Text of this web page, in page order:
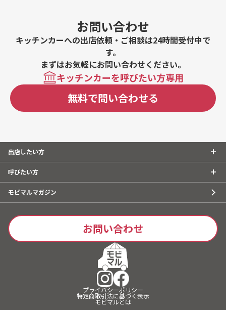
お問い合わせ
キッチンカーへの出店依頼・ご相談は24時間受付中で
す。
まずはお気軽にお問い合わせください。
キッチンカーを呼びたい方専用
無料で問い合わせる
出店したい方
呼びたい方
モビマルマガジン
お問い合わせ
プライバシーポリシー
特定商取引法に基づく表示
モビマルとは